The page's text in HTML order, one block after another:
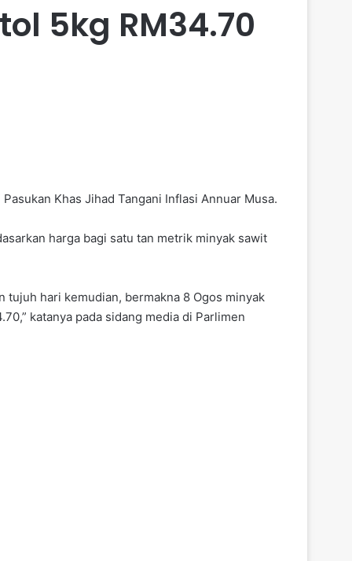
5kg RM34.70
Khas Jihad Tangani Inflasi Annuar Musa.
harga bagi satu tan metrik minyak sawit
tujuh hari kemudian, bermakna 8 Ogos minyak
katanya pada sidang media di Parlimen